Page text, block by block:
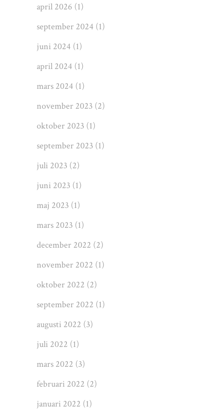
april 2026 (1)
september 2024 (1)
juni 2024 (1)
april 2024 (1)
mars 2024 (1)
november 2023 (2)
oktober 2023 (1)
september 2023 (1)
juli 2023 (2)
juni 2023 (1)
maj 2023 (1)
mars 2023 (1)
december 2022 (2)
november 2022 (1)
oktober 2022 (2)
september 2022 (1)
augusti 2022 (3)
juli 2022 (1)
mars 2022 (3)
februari 2022 (2)
januari 2022 (1)